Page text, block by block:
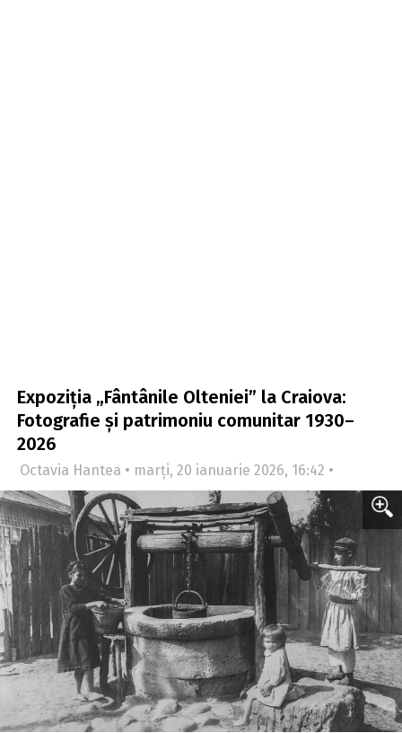
Expoziția „Fântânile Olteniei” la Craiova:
Fotografie și patrimoniu comunitar 1930–
2026
Octavia Hantea • marți, 20 ianuarie 2026, 16:42 •